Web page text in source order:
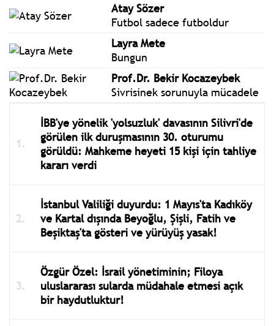
Atay Sözer
Futbol sadece futboldur
Layra Mete
Bungun
Prof.Dr. Bekir Kocazeybek
Sivrisinek sorunuyla mücadele
İBB'ye yönelik 'yolsuzluk' davasının Silivri'de
görülen ilk duruşmasının 30. oturumu
görüldü: Mahkeme heyeti 15 kişi için tahliye
kararı verdi
İstanbul Valiliği duyurdu: 1 Mayıs'ta Kadıköy
ve Kartal dışında Beyoğlu, Şişli, Fatih ve
Beşiktaş'ta gösteri ve yürüyüş yasak!
Özgür Özel: İsrail yönetiminin; Filoya
uluslararası sularda müdahale etmesi açık
bir haydutluktur!